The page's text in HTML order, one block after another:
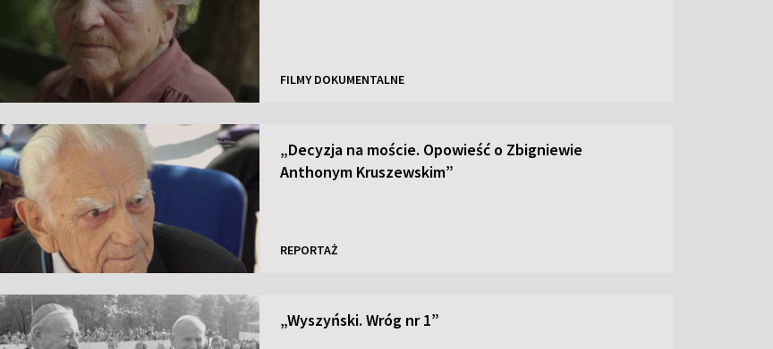
FILMY DOKUMENTALNE
„Decyzja na moście. Opowieść o Zbigniewie
Anthonym Kruszewskim”
REPORTAŻ
„Wyszyński. Wróg nr 1”